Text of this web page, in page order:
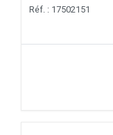
Réf. : 17502151